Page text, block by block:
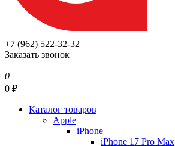
+7 (962) 522-32-32
Заказать звонок
0
0 ₽
Каталог товаров
Apple
iPhone
iPhone 17 Pro Max